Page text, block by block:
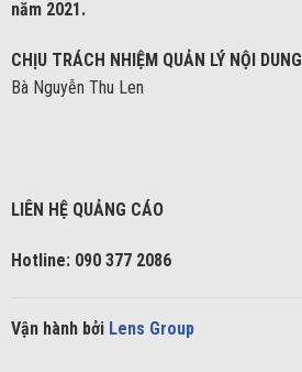
năm 2021.
CHỊU TRÁCH NHIỆM QUẢN LÝ NỘI DUNG
Bà Nguyễn Thu Len
LIÊN HỆ QUẢNG CÁO
Hotline: 090 377 2086
Vận hành bởi Lens Group